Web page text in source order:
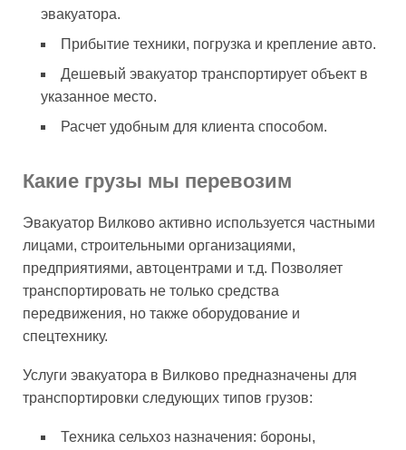
эвакуатора.
Прибытие техники, погрузка и крепление авто.
Дешевый эвакуатор транспортирует объект в
указанное место.
Расчет удобным для клиента способом.
Какие грузы мы перевозим
Эвакуатор Вилково активно используется частными
лицами, строительными организациями,
предприятиями, автоцентрами и т.д. Позволяет
транспортировать не только средства
передвижения, но также оборудование и
спецтехнику.
Услуги эвакуатора в Вилково предназначены для
транспортировки следующих типов грузов:
Техника сельхоз назначения: бороны,